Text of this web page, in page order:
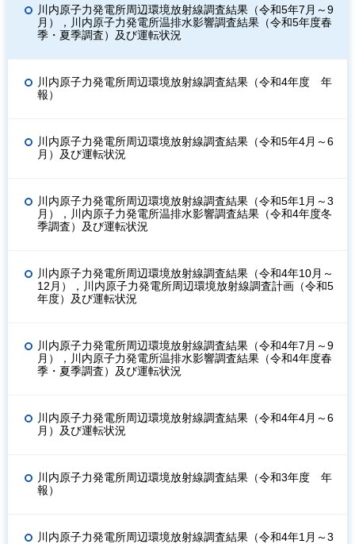
川内原子力発電所周辺環境放射線調査結果（令和5年7月～9
月），川内原子力発電所温排水影響調査結果（令和5年度春
季・夏季調査）及び運転状況
川内原子力発電所周辺環境放射線調査結果（令和4年度 年
報）
川内原子力発電所周辺環境放射線調査結果（令和5年4月～6
月）及び運転状況
川内原子力発電所周辺環境放射線調査結果（令和5年1月～3
月），川内原子力発電所温排水影響調査結果（令和4年度冬
季調査）及び運転状況
川内原子力発電所周辺環境放射線調査結果（令和4年10月～
12月），川内原子力発電所周辺環境放射線調査計画（令和5
年度）及び運転状況
川内原子力発電所周辺環境放射線調査結果（令和4年7月～9
月），川内原子力発電所温排水影響調査結果（令和4年度春
季・夏季調査）及び運転状況
川内原子力発電所周辺環境放射線調査結果（令和4年4月～6
月）及び運転状況
川内原子力発電所周辺環境放射線調査結果（令和3年度 年
報）
川内原子力発電所周辺環境放射線調査結果（令和4年1月～3